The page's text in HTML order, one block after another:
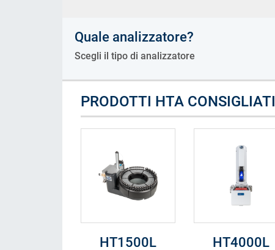
Soluzioni
Quale analizzatore?
Scegli il tipo di analizzatore
PRODOTTI HTA CONSIGLIATI
HT1500L HT4000L